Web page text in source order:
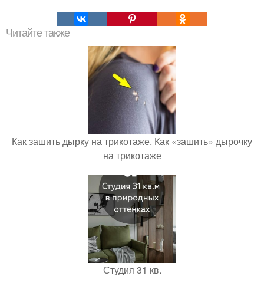
Читайте также
Как зашить дырку на трикотаже. Как «зашить» дырочку
на трикотаже
Студия 31 кв.